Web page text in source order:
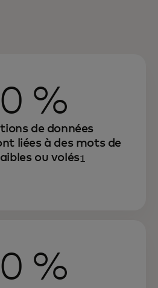
%
de données
liées à des mots de
ou volés1
%